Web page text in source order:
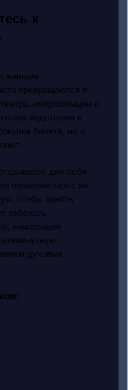
к
живыми
превращаются в
импровизации и
подготовка к
билета, но и
для себя
ознакомиться с их
чтобы понять
избежать
композиция
духовых